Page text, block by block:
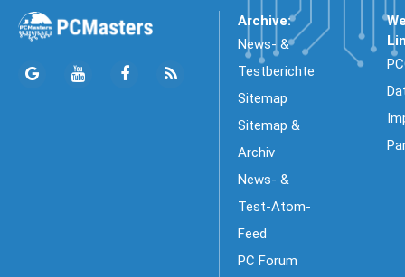
Archive:
News- &
Testberichte
Sitemap
Sitemap &
Archiv
News- &
Test-Atom-
Feed
PC Forum